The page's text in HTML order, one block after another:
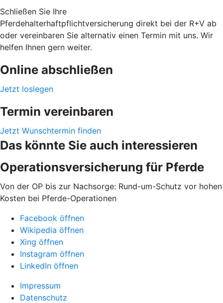
Schließen Sie Ihre
Pferdehalterhaftpflichtversicherung direkt bei der R+V ab
oder vereinbaren Sie alternativ einen Termin mit uns. Wir
helfen Ihnen gern weiter.
Online abschließen
Jetzt loslegen
Termin vereinbaren
Jetzt Wunschtermin finden
Das könnte Sie auch interessieren
Operationsversicherung für Pferde
Von der OP bis zur Nachsorge: Rund-um-Schutz vor hohen
Kosten bei Pferde-Operationen
Facebook öffnen
Wikipedia öffnen
Xing öffnen
Instagram öffnen
LinkedIn öffnen
Impressum
Datenschutz